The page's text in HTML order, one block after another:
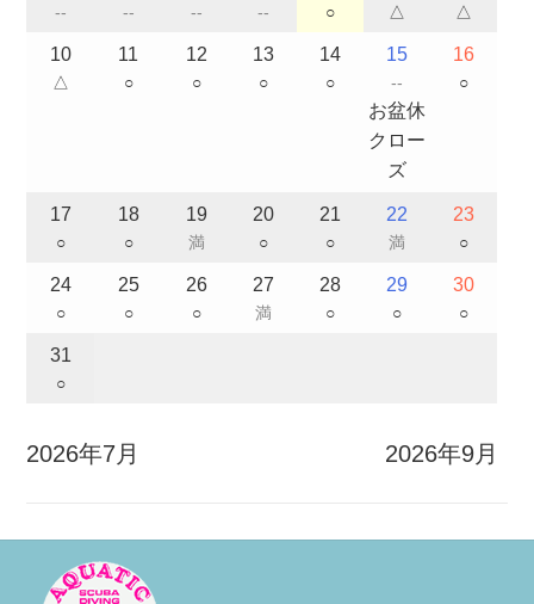
-- -- -- -- ○ △ △
10
△
11
○
12
○
13
○
14
○
15
--
お盆休
クロー
ズ
16
○
17
○
18
○
19
満
20
○
21
○
22
満
23
○
24
○
25
○
26
○
27
満
28
○
29
○
30
○
31
○
2026年7月 2026年9月